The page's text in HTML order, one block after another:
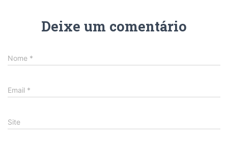
Deixe um comentário
Nome *
Email *
Site